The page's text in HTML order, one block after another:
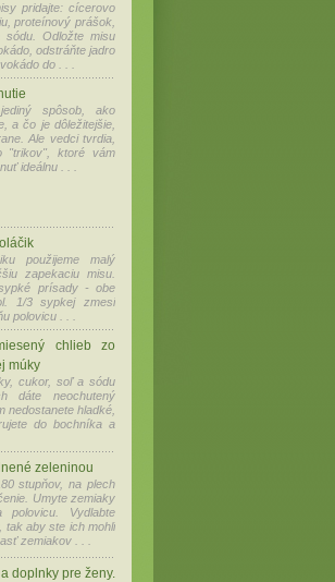
pridajte: cícerovo
proteínový prášok,
Odložte misu
odstráňte jadro
do . . .
spôsob, ako
a čo je dôležitejšie,
Ale vedci tvrdia,
"trikov", ktoré vám
ideálnu . . .
použijeme malý
zapekaciu misu.
prísady - obe
1/3 sypkej zmesi
polovicu . . .
chlieb zo
múky
cukor, soľ a sódu
dáte neochutený
nedostanete hladké,
do bochníka a
zeleninou
stupňov, na plech
Umyte zemiaky
Vydlabte
tak aby ste ich mohli
zemiakov . . .
doplnky pre ženy.